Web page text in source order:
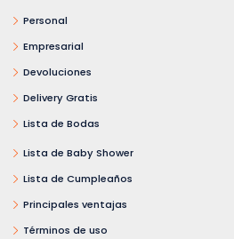
Personal
Empresarial
Devoluciones
Delivery Gratis
Lista de Bodas
Lista de Baby Shower
Lista de Cumpleaños
Principales ventajas
Términos de uso